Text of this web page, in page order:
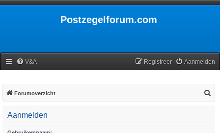
Postzegelforum.com
V&A Aanmelden
Registreer
Forumoverzicht
Aanmelden